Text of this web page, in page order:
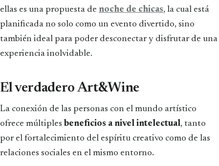
ellas es una propuesta de noche de chicas, la cual está
planificada no solo como un evento divertido, sino
también ideal para poder desconectar y disfrutar de una
experiencia inolvidable.
El verdadero Art&Wine
La conexión de las personas con el mundo artístico
ofrece múltiples beneficios a nivel intelectual, tanto
por el fortalecimiento del espíritu creativo como de las
relaciones sociales en el mismo entorno.